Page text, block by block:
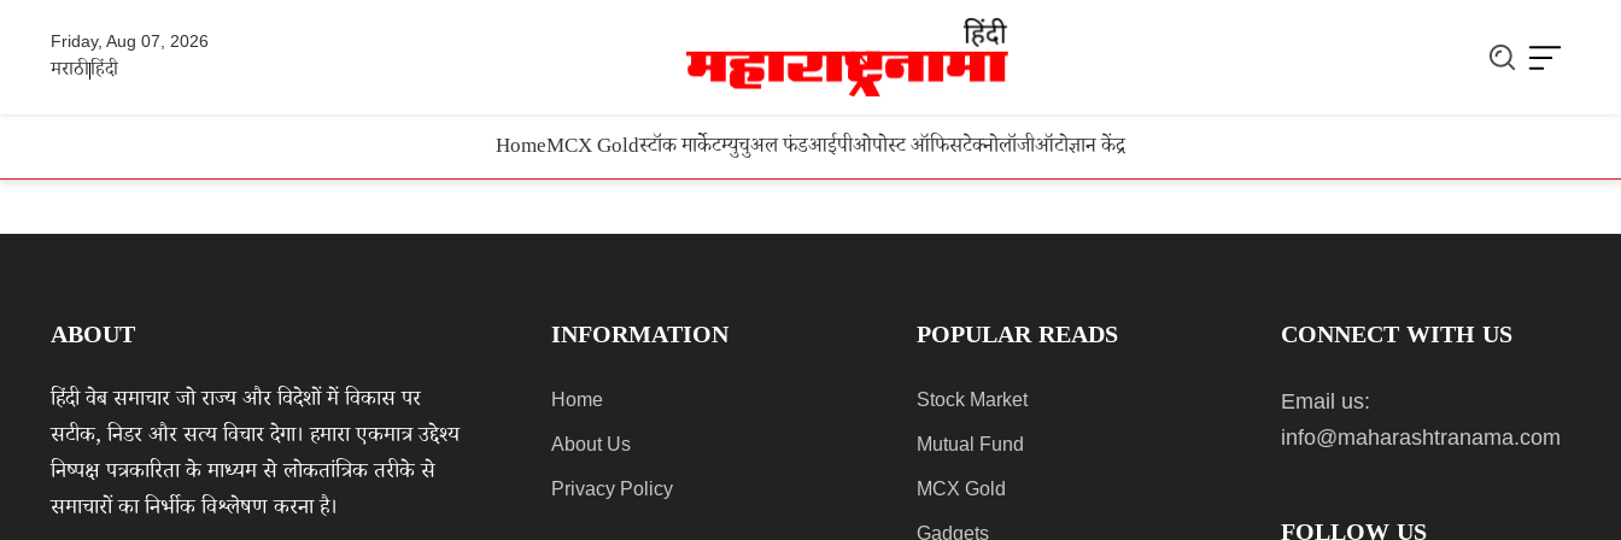
Friday, Aug 07, 2026
मराठीहिंदी
HomeMCX Goldस्टॉक मार्केटम्युचुअल फंडआईपीओपोस्ट ऑफिसटेक्नोलॉजीऑटोज्ञान केंद्र
ABOUT
हिंदी वेब समाचार जो राज्य और विदेशों में विकास पर
सटीक, निडर और सत्य विचार देगा। हमारा एकमात्र उद्देश्य
निष्पक्ष पत्रकारिता के माध्यम से लोकतांत्रिक तरीके से
समाचारों का निर्भीक विश्लेषण करना है।
INFORMATION
Home
About Us
Privacy Policy
POPULAR READS
Stock Market
Mutual Fund
MCX Gold
Gadgets
CONNECT WITH US
Email us:
info@maharashtranama.com